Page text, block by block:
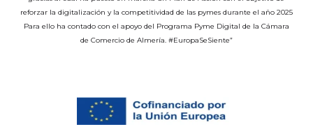
reforzar la digitalización y la competitividad de las pymes durante el año 2025
Para ello ha contado con el apoyo del Programa Pyme Digital de la Cámara
de Comercio de Almería. #EuropaSeSiente”